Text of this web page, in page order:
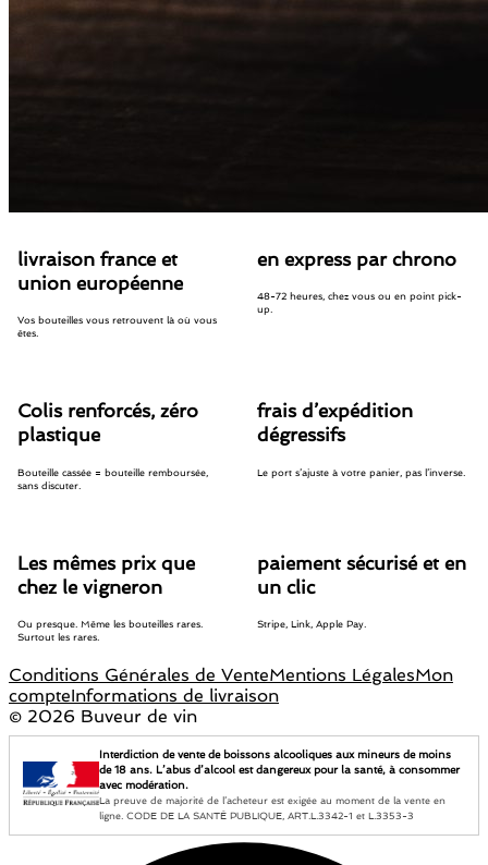
livraison france et
union européenne
Vos bouteilles vous retrouvent là où vous
êtes.
en express par chrono
48-72 heures, chez vous ou en point pick-
up.
Colis renforcés, zéro
plastique
Bouteille cassée = bouteille remboursée,
sans discuter.
frais d’expédition
dégressifs
Le port s’ajuste à votre panier, pas l’inverse.
Les mêmes prix que
chez le vigneron
Ou presque. Même les bouteilles rares.
Surtout les rares.
paiement sécurisé et en
un clic
Stripe, Link, Apple Pay.
Conditions Générales de VenteMentions LégalesMon
compteInformations de livraison
© 2026 Buveur de vin
Interdiction de vente de boissons alcooliques aux mineurs de moins
de 18 ans. L’abus d’alcool est dangereux pour la santé, à consommer
avec modération.
La preuve de majorité de l’acheteur est exigée au moment de la vente en
ligne. CODE DE LA SANTÉ PUBLIQUE, ART.L.3342-1 et L.3353-3